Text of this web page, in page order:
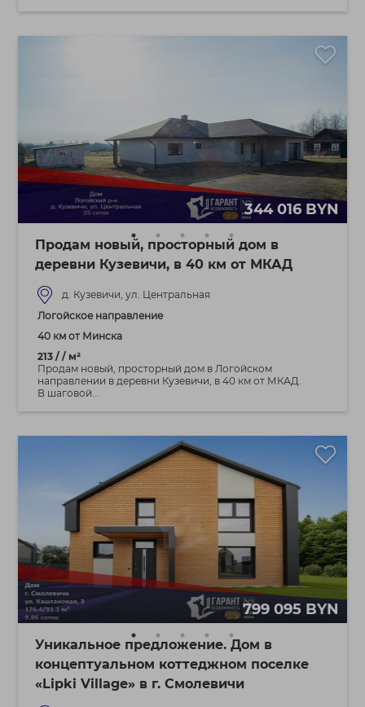
344 016 BYN
Продам новый, просторный дом в
деревни Кузевичи, в 40 км от МКАД
д. Кузевичи, ул. Центральная
Логойское направление
40 км от Минска
213 / / м²
Продам новый, просторный дом в Логойском
направлении в деревни Кузевичи, в 40 км от МКАД.
В шаговой...
799 095 BYN
Уникальное предложение. Дом в
концептуальном коттеджном поселке
«Lipki Village» в г. Смолевичи